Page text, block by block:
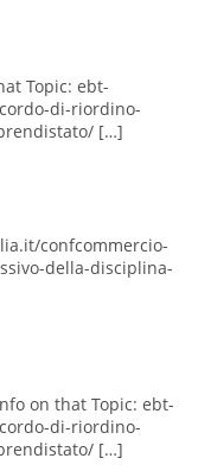
Topic: ebt-
di-riordino-
[…]
confcommercio-
della-disciplina-
on that Topic: ebt-
di-riordino-
[…]